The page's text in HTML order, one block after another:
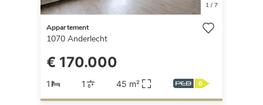
1/ 7
Appartement
1070 Anderlecht
€ 170.000
1 1 45 m²